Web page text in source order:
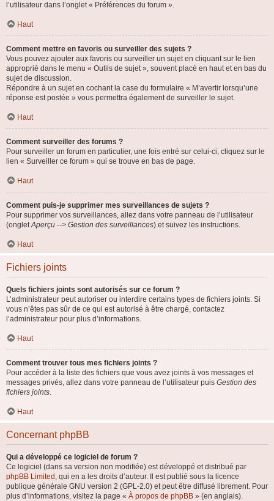
l’utilisateur dans l’onglet « Préférences du forum ».
Haut
Comment mettre en favoris ou surveiller des sujets ?
Vous pouvez ajouter aux favoris ou surveiller un sujet en cliquant sur le lien
approprié dans le menu « Outils de sujet », souvent placé en haut et en bas du
sujet de discussion.
Répondre à un sujet en cochant la case du formulaire « M’avertir lorsqu’une
réponse est postée » vous permettra également de surveiller le sujet.
Haut
Comment surveiller des forums ?
Pour surveiller un forum en particulier, une fois entré sur celui-ci, cliquez sur le
lien « Surveiller ce forum » qui se trouve en bas de page.
Haut
Comment puis-je supprimer mes surveillances de sujets ?
Pour supprimer vos surveillances, allez dans votre panneau de l’utilisateur
(ongletAperçu --> Gestion des surveillances) et suivez les instructions.
Haut
Fichiers joints
Quels fichiers joints sont autorisés sur ce forum ?
L’administrateur peut autoriser ou interdire certains types de fichiers joints. Si
vous n’êtes pas sûr de ce qui est autorisé à être chargé, contactez
l’administrateur pour plus d’informations.
Haut
Comment trouver tous mes fichiers joints ?
Pour accéder à la liste des fichiers que vous avez joints à vos messages et
messages privés, allez dans votre panneau de l’utilisateur puis Gestion des
fichiers joints.
Haut
Concernant phpBB
Qui a développé ce logiciel de forum ?
Ce logiciel (dans sa version non modifiée) est développé et distribué par
phpBB Limited , qui en a les droits d’auteur. Il est publié sous la licence
publique générale GNU version 2 (GPL-2.0) et peut être diffusé librement. Pour
plus d’informations, visitez la page « À propos de phpBB » (en anglais).